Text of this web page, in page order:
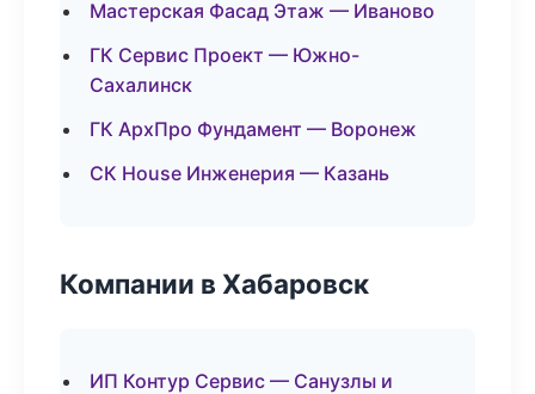
Мастерская Фасад Этаж — Иваново
ГК Сервис Проект — Южно-
Сахалинск
ГК АрхПро Фундамент — Воронеж
СК House Инженерия — Казань
Компании в Хабаровск
ИП Контур Сервис — Санузлы и